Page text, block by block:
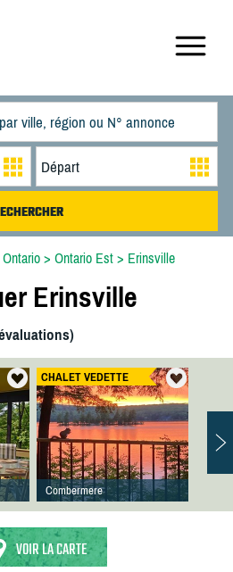
Ontario> Ontario Est> Erinsville
Erinsville
CHALET VEDETTE
Combermere
VOIR LA CARTE